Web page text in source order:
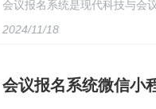
会议报名系统是现代科技与会
据库管理和用户友好的操作界
2024/11/18
会议报名系统微信小